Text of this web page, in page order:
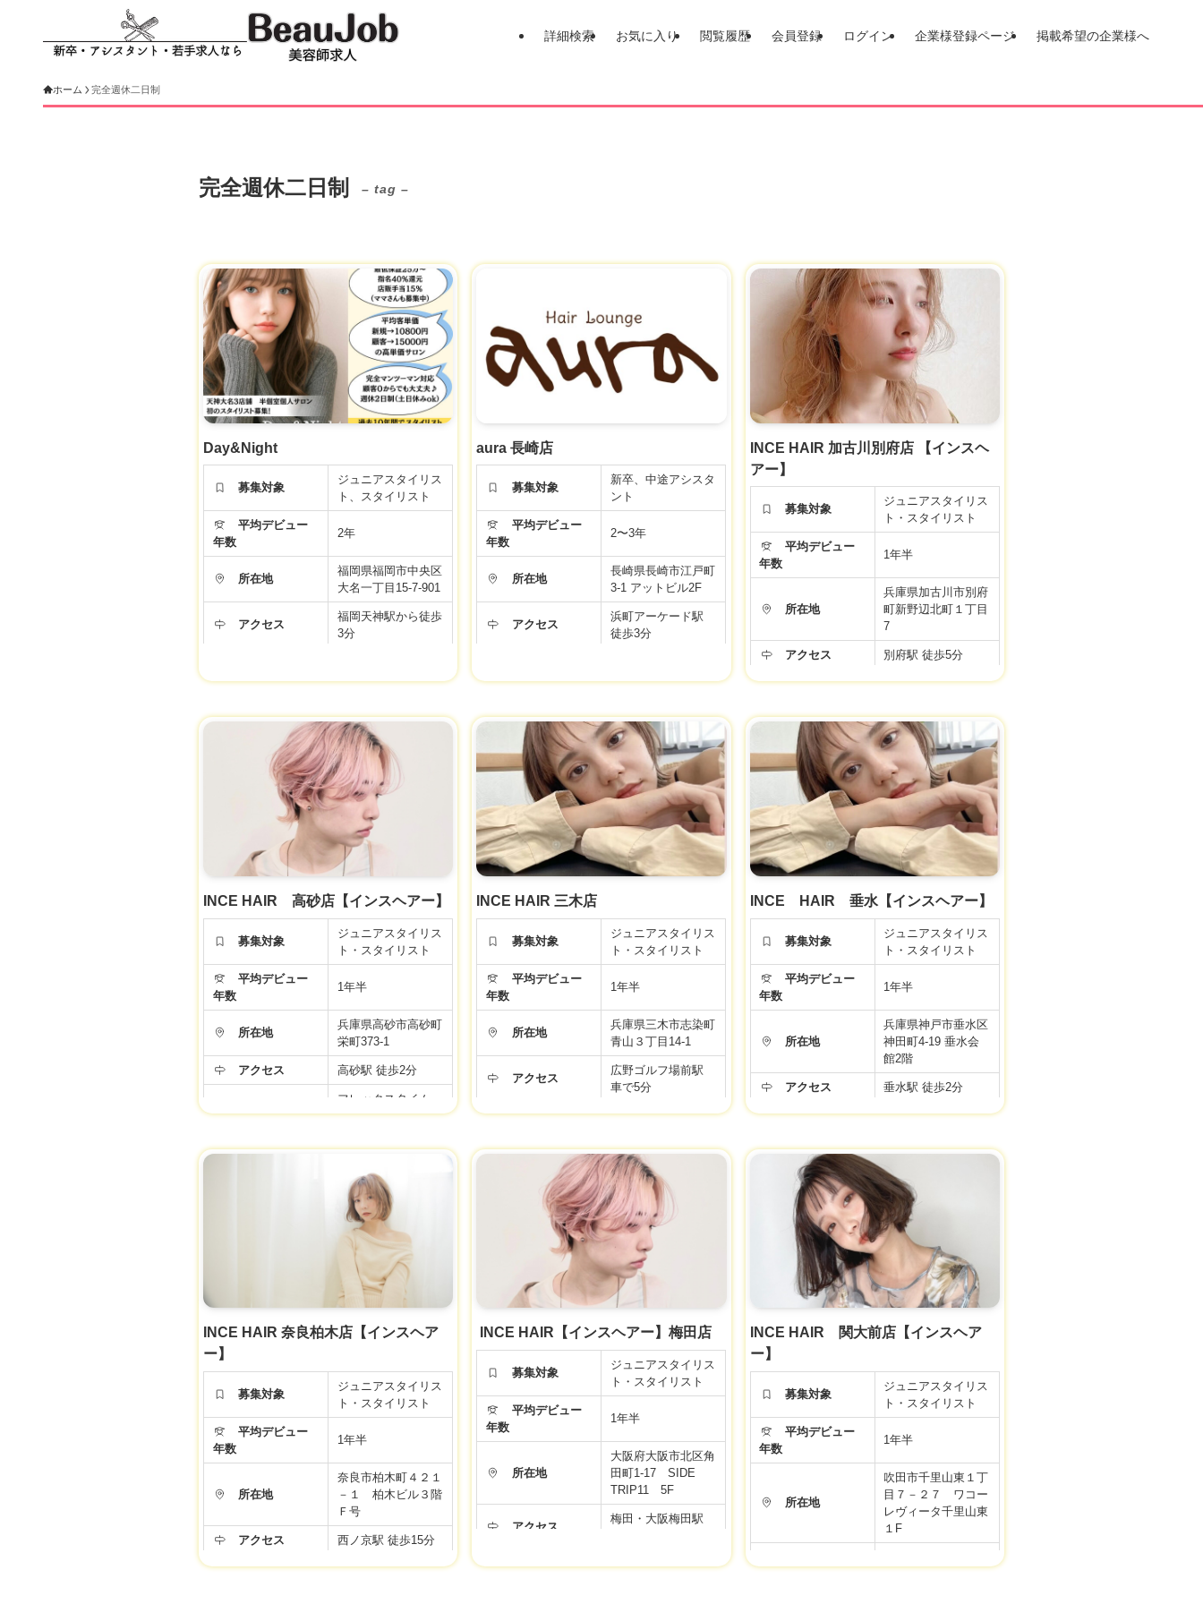
詳細検索 お気に入り 閲覧履歴 会員登録 ログイン 企業様登録ページ 掲載希望の企業様へ
ホーム 完全週休二日制
完全週休二日制 – tag –
Day&Night
募集対象
ジュニアスタイリス
ト、スタイリスト
平均デビュー
年数
2年
所在地
福岡県福岡市中央区
大名一丁目15-7-901
アクセス
福岡天神駅から徒歩
3分
25万円（指名40％
還元）（店販15％）
福利厚生 社会保険完備
労働条件などの内容が最新ではない場合があります。
面接時、事業者様に改めてご確認ください。
aura 長崎店
募集対象
新卒、中途アシスタ
ント
平均デビュー
年数
2〜3年
所在地
長崎県長崎市江戸町
3-1 アットビル2F
アクセス
浜町アーケード駅
徒歩3分
勤務8時間）
給与 18.5万円～20.5万円
福利厚生 社会保険完備
労働条件などの内容が最新ではない場合があります。
面接時、事業者様に改めてご確認ください。
INCE HAIR 加古川別府店 【インスヘ
アー】
募集対象
ジュニアスタイリス
ト・スタイリスト
平均デビュー
年数
1年半
所在地
兵庫県加古川市別府
町新野辺北町１丁目
7
アクセス 別府駅 徒歩5分
フレックスタイム
年間休日 105日
給与
22.3万円～30万円 +
歩合
福利厚生
社会保険完備(健康
保険、厚生年金、雇
用保険、労災保険)
労働条件などの内容が最新ではない場合があります。
面接時、事業者様に改めてご確認ください。
INCE HAIR 高砂店【インスヘアー】
募集対象
ジュニアスタイリス
ト・スタイリスト
平均デビュー
年数
1年半
所在地
兵庫県高砂市高砂町
栄町373-1
アクセス 高砂駅 徒歩2分
フレックスタイム
制 標準労働時間
年間休日 105日
22.3万円～30万円 +
歩合
社会保険完備(健康
保険、厚生年金、雇
用保険、労災保険)
労働条件などの内容が最新ではない場合があります。
面接時、事業者様に改めてご確認ください。
INCE HAIR 三木店
募集対象
ジュニアスタイリス
ト・スタイリスト
平均デビュー
年数
1年半
所在地
兵庫県三木市志染町
青山３丁目14-1
アクセス
広野ゴルフ場前駅
車で5分
フレックスタイム
105日
22.3万円～30万円 +
歩合
福利厚生
社会保険完備(健康
保険、厚生年金、雇
用保険、労災保険)
労働条件などの内容が最新ではない場合があります。
面接時、事業者様に改めてご確認ください。
INCE HAIR 垂水【インスヘアー】
募集対象
ジュニアスタイリス
ト・スタイリスト
平均デビュー
年数
1年半
所在地
兵庫県神戸市垂水区
神田町4-19 垂水会
館2階
アクセス 垂水駅 徒歩2分
フレックスタイム
年間休日
給与
22.3万円～30万円 +
歩合
福利厚生
社会保険完備(健康
保険、厚生年金、雇
用保険、労災保険)
労働条件などの内容が最新ではない場合があります。
面接時、事業者様に改めてご確認ください。
INCE HAIR 奈良柏木店【インスヘア
ー】
募集対象
ジュニアスタイリス
ト・スタイリスト
平均デビュー
年数
1年半
所在地
奈良市柏木町４２１
－１ 柏木ビル３階
Ｆ号
アクセス 西ノ京駅 徒歩15分
フレックスタイム
INCE HAIR【インスヘアー】梅田店
募集対象
ジュニアスタイリス
ト・スタイリスト
平均デビュー
年数
1年半
所在地
大阪府大阪市北区角
田町1-17 SIDE
TRIP11 5F
アクセス
梅田・大阪梅田駅
勤務時間
フレックスタイム
INCE HAIR 関大前店【インスヘア
ー】
募集対象
ジュニアスタイリス
ト・スタイリスト
平均デビュー
年数
1年半
所在地
吹田市千里山東１丁
目７－２７ ワコー
レヴィータ千里山東
１F